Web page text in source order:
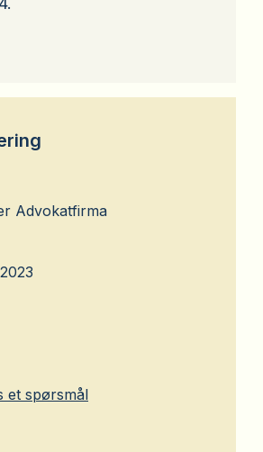
Advokatfirma
et spørsmål